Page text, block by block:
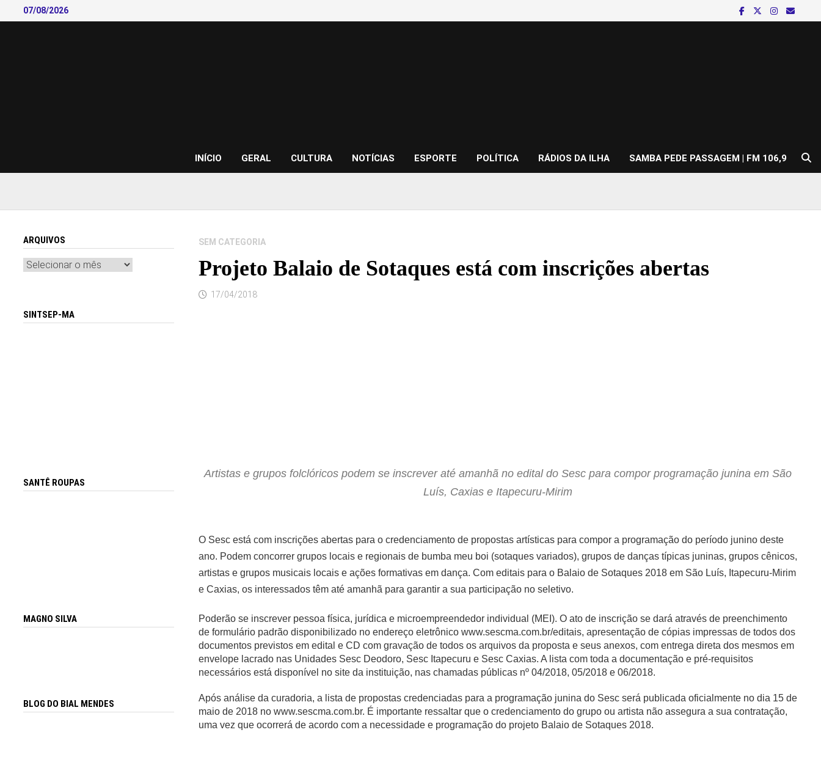
to
07/08/2026
INÍCIO GERAL CULTURA NOTÍCIAS ESPORTE POLÍTICA RÁDIOS DA ILHA SAMBA PEDE PASSAGEM | FM 106,9
SEM CATEGORIA
Projeto Balaio de Sotaques está com inscrições abertas
17/04/2018
Artistas e grupos folclóricos podem se inscrever até amanhã no edital do Sesc para compor programação junina em São
Luís, Caxias e Itapecuru-Mirim
O Sesc está com inscrições abertas para o credenciamento de propostas artísticas para compor a programação do período junino deste
ano. Podem concorrer grupos locais e regionais de bumba meu boi (sotaques variados), grupos de danças típicas juninas, grupos cênicos,
artistas e grupos musicais locais e ações formativas em dança. Com editais para o Balaio de Sotaques 2018 em São Luís, Itapecuru-Mirim
e Caxias, os interessados têm até amanhã para garantir a sua participação no seletivo.
Poderão se inscrever pessoa física, jurídica e microempreendedor individual (MEI). O ato de inscrição se dará através de preenchimento
de formulário padrão disponibilizado no endereço eletrônico www.sescma.com.br/editais, apresentação de cópias impressas de todos dos
documentos previstos em edital e CD com gravação de todos os arquivos da proposta e seus anexos, com entrega direta dos mesmos em
envelope lacrado nas Unidades Sesc Deodoro, Sesc Itapecuru e Sesc Caxias. A lista com toda a documentação e pré-requisitos
necessários está disponível no site da instituição, nas chamadas públicas nº 04/2018, 05/2018 e 06/2018.
Após análise da curadoria, a lista de propostas credenciadas para a programação junina do Sesc será publicada oficialmente no dia 15 de
maio de 2018 no www.sescma.com.br. É importante ressaltar que o credenciamento do grupo ou artista não assegura a sua contratação,
uma vez que ocorrerá de acordo com a necessidade e programação do projeto Balaio de Sotaques 2018.
ARQUIVOS
Arquivos
SINTSEP-MA
SANTÊ ROUPAS
MAGNO SILVA
BLOG DO BIAL MENDES